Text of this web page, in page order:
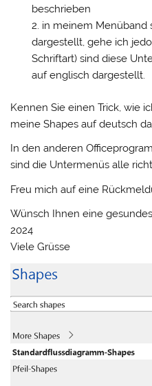
beschrieben
in meinem Menüband
dargestellt, gehe ich
Schriftart) sind diese
auf englisch dargestellt.
Kennen Sie einen Trick, wie
meine Shapes auf deutsch
In den anderen
sind die Untermenüs alle
Freu mich auf eine
Wünsch Ihnen eine
2024
Viele Grüsse